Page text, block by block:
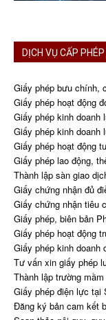
DỊCH VỤ CẤP PHÉP
Giấy phép bưu chính,
Giấy phép hoạt động
Giấy phép kinh doanh
Giấy phép kinh doanh
Giấy phép hoạt động
Giấy phép lao động,
Thành lập sàn giao
Giấy chứng nhận đủ
Giấy chứng nhận tiêu
Giấy phép, biên bản
Giấy phép hoạt động
Giấy phép kinh doanh
Tư vấn xin giấy phép
Thành lập trường
Giấy phép điện lực tại
Đăng ký bản cam kết